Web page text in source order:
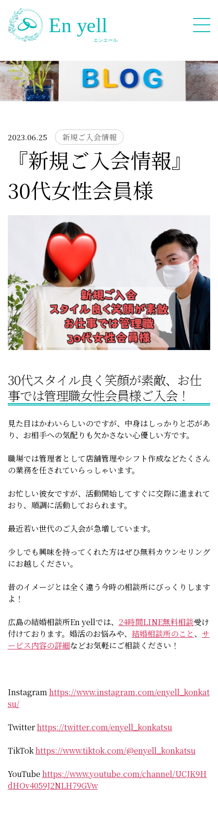
082-909-2380
HOME
サービスの特徴
ご成婚までの流れ
料金
サービス比較
よくある質問
2023.06.25 新規ご入会情報
『新規ご入会情報』
30代女性会員様
30代スタイル良く笑顔が素敵、お仕
事では管理職女性会員様ご入会！
見た目はかわいらしいのですが、中身はしっかりと芯があ
り、お相手への気配りも欠かさない心優しい方です。
職場では管理者として店舗管理やシフト作成などたくさん
の業務を任されていらっしゃいます。
お忙しい彼女ですが、活動開始してすぐに交際に進まれて
おり、順調に活動しておられます。
最近若い世代のご入会が急増しています。
少しでも興味を持ってくれた方はぜひ無料カウンセリング
にお越しください。
昔のイメージとは全く違う今時の相談所にびっくりします
よ！
広島の結婚相談所En yellでは、 24時間LINE無料相談受け
付けております。婚活のお悩みや、 結婚相談所のこと、 サ
ービス内容の詳細などお気軽にご相談ください！
Instagramhttps://www.instagram.com/enyell_konkat
su/
Twitterhttps://twitter.com/enyell_konkatsu
TikTokhttps://www.tiktok.com/@enyell_konkatsu
YouTube https://www.youtube.com/channel/UCJK9H
dHOv4059J2NLH79GVw